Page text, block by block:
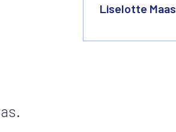
Liselotte Maas